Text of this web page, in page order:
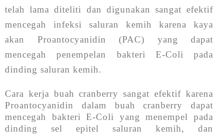
telah lama diteliti dan digunakan sangat efektif
mencegah infeksi saluran kemih karena kaya
akan Proantocyanidin (PAC) yang dapat
mencegah penempelan bakteri E-Coli pada
dinding saluran kemih.
Cara kerja buah cranberry sangat efektif karena
Proantocyanidin dalam buah cranberry dapat
mencegah bakteri E-Coli yang menempel pada
dinding sel epitel saluran kemih, dan